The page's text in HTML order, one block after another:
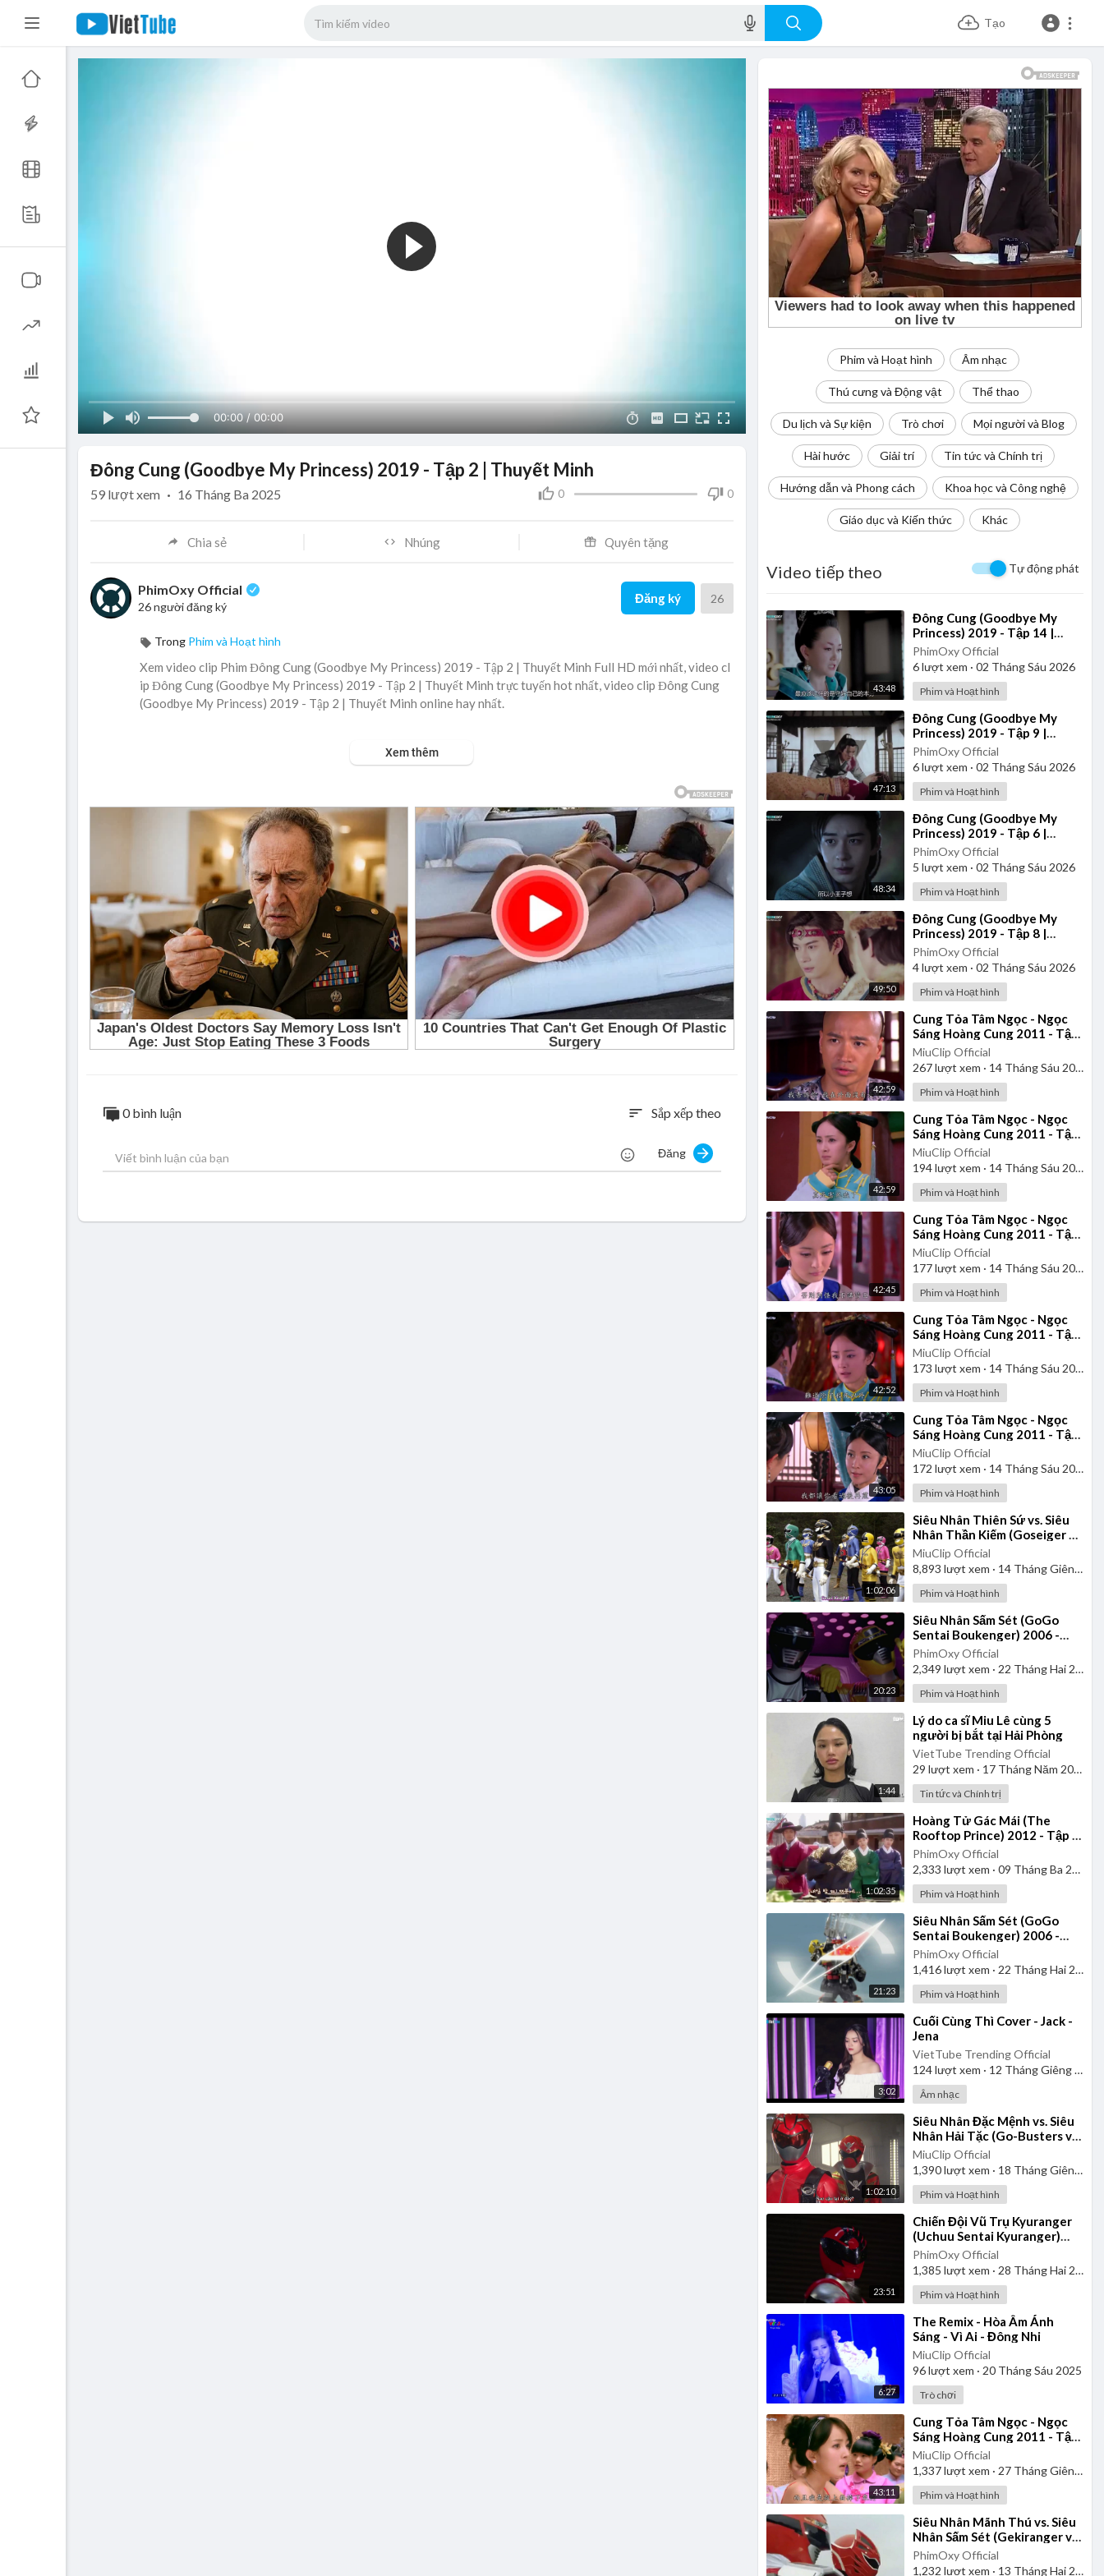
Tạo
00:00 / 00:00
Phim và Hoạt hình Âm nhạc
Thú cưng và Động vật Thể thao
Du lịch và Sự kiện Trò chơi Mọi người và Blog
Hài hước Giải trí Tin tức và Chính trị
Hướng dẫn và Phong cách Khoa học và Công nghệ
Giáo dục và Kiến thức Khác
Video tiếp theo Tự động phát
43:48
⁣Đông Cung (Goodbye My
Princess) 2019 - Tập 14 |
Thuyết Minh
PhimOxy Official
6lượt xem · 02 Tháng Sáu 2026
Phim và Hoạt hình
47:13
⁣Đông Cung (Goodbye My
Princess) 2019 - Tập 9 |
Thuyết Minh
PhimOxy Official
6lượt xem · 02 Tháng Sáu 2026
Phim và Hoạt hình
48:34
⁣Đông Cung (Goodbye My
Princess) 2019 - Tập 6 |
Thuyết Minh
PhimOxy Official
5 lượt xem · 02 Tháng Sáu 2026
Phim và Hoạt hình
49:50
⁣Đông Cung (Goodbye My
Princess) 2019 - Tập 8 |
Thuyết Minh
PhimOxy Official
4lượt xem · 02 Tháng Sáu 2026
Phim và Hoạt hình
42:59
⁣Cung Tỏa Tâm Ngọc - Ngọc
Sáng Hoàng Cung 2011 - Tập
15 | Thuyết Minh
MiuClip Official
267lượt xem · 14 Tháng Sáu 2025
Phim và Hoạt hình
42:59
⁣Cung Tỏa Tâm Ngọc - Ngọc
Sáng Hoàng Cung 2011 - Tập
11 | Thuyết Minh
MiuClip Official
194lượt xem · 14 Tháng Sáu 2025
Phim và Hoạt hình
42:45
⁣Cung Tỏa Tâm Ngọc - Ngọc
Sáng Hoàng Cung 2011 - Tập
14 | Thuyết Minh
MiuClip Official
177lượt xem · 14 Tháng Sáu 2025
Phim và Hoạt hình
42:52
⁣Cung Tỏa Tâm Ngọc - Ngọc
Sáng Hoàng Cung 2011 - Tập
12 | Thuyết Minh
MiuClip Official
173 lượt xem · 14 Tháng Sáu 2025
Phim và Hoạt hình
43:05
⁣Cung Tỏa Tâm Ngọc - Ngọc
Sáng Hoàng Cung 2011 - Tập
13 | Thuyết Minh
MiuClip Official
172 lượt xem · 14 Tháng Sáu 2025
Phim và Hoạt hình
1:02:06
⁣Siêu Nhân Thiên Sứ vs. Siêu
Nhân Thần Kiếm (Goseiger vs.
Shinkenger) | Vietsub
MiuClip Official
8,893 lượt xem · 14 Tháng Giêng 2025
Phim và Hoạt hình
20:23
⁣Siêu Nhân Sấm Sét (GoGo
Sentai Boukenger) 2006 -
Tập 1 | Thuyết Minh
PhimOxy Official
2,349 lượt xem · 22 Tháng Hai 2025
Phim và Hoạt hình
1:44
⁣Lý do ca sĩ Miu Lê cùng 5
người bị bắt tại Hải Phòng
VietTube Trending Official
29 lượt xem · 17 Tháng Năm 2026
Tin tức và Chính trị
1:02:35
⁣Hoàng Tử Gác Mái (The
Rooftop Prince) 2012 - Tập 1
| Lồng Tiếng
PhimOxy Official
2,333 lượt xem · 09 Tháng Ba 2025
Phim và Hoạt hình
21:23
⁣Siêu Nhân Sấm Sét (GoGo
Sentai Boukenger) 2006 -
Tập 2 | Thuyết Minh
PhimOxy Official
1,416lượt xem · 22 Tháng Hai 2025
Phim và Hoạt hình
3:02
⁣Cuối Cùng Thì Cover - Jack -
Jena
VietTube Trending Official
124lượt xem · 12 Tháng Giêng 2025
Âm nhạc
1:02:10
⁣Siêu Nhân Đặc Mệnh vs. Siêu
Nhân Hải Tặc (Go-Busters vs.
Gokaiger) | Vietsub
MiuClip Official
1,390lượt xem · 18 Tháng Giêng 2025
Phim và Hoạt hình
23:51
⁣Chiến Đội Vũ Trụ Kyuranger
(Uchuu Sentai Kyuranger)
2017 - Tập 1 | Thuyết Minh
PhimOxy Official
1,385 lượt xem · 28 Tháng Hai 2025
Phim và Hoạt hình
6:27
⁣The Remix - Hòa Âm Ánh
Sáng - Vì Ai - Đông Nhi
MiuClip Official
96lượt xem · 20 Tháng Sáu 2025
Trò chơi
43:11
⁣Cung Tỏa Tâm Ngọc - Ngọc
Sáng Hoàng Cung 2011 - Tập
1 | Thuyết Minh
MiuClip Official
1,337lượt xem · 27 Tháng Giêng 2025
Phim và Hoạt hình
⁣Siêu Nhân Mãnh Thú vs. Siêu
Nhân Sấm Sét (Gekiranger vs.
Boukenger) 2008 | Vietsub
PhimOxy Official
1,232 lượt xem · 13 Tháng Hai 2025
Đông Cung (Goodbye My Princess) 2019 - Tập 2 | Thuyết Minh
0 0
59 lượt xem · 16 Tháng Ba 2025
Chia sẻ Nhúng Quyên tặng
PhimOxy Official
26 người đăng ký
Đăng ký 26
Trong Phim và Hoạt hình
Xem video clip Phim Đông Cung (Goodbye My Princess) 2019 - Tập 2 | Thuyết Minh Full HD mới nhất, video cl
ip Đông Cung (Goodbye My Princess) 2019 - Tập 2 | Thuyết Minh trực tuyến hot nhất, video clip Đông Cung
(Goodbye My Princess) 2019 - Tập 2 | Thuyết Minh online hay nhất.
Xem thêm
0 bình luận sort Sắp xếp theo
Đăng